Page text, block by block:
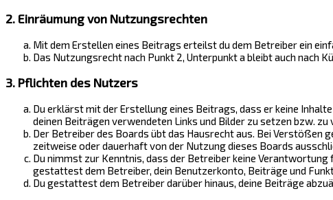
2. Einräumung von Nutzungsrechten
Mit dem Erstellen eines Beitrags erteilst du dem Betreiber ein
Das Nutzungsrecht nach Punkt 2, Unterpunkt a bleibt auch nach
3. Pflichten des Nutzers
Du erklärst mit der Erstellung eines Beitrags, dass er keine
deinen Beiträgen verwendeten Links und Bilder zu setzen bzw. zu
Der Betreiber des Boards übt das Hausrecht aus. Bei Verstößen
zeitweise oder dauerhaft von der Nutzung dieses Boards
Du nimmst zur Kenntnis, dass der Betreiber keine
gestattest dem Betreiber, dein Benutzerkonto, Beiträge und
Du gestattest dem Betreiber darüber hinaus, deine Beiträge